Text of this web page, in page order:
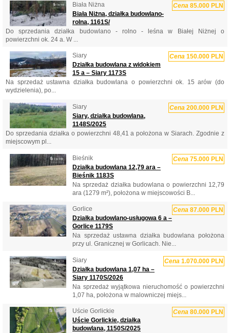
Biała Niżna Cena 85.000 PLN
Biała Niżna, działka budowlano-
rolna, 1161S/
Do sprzedania działka budowlano - rolno - leśna w Białej Niżnej o
powierzchni ok. 24 a. W ...
Siary Cena 150.000 PLN
Działka budowlana z widokiem
15 a – Siary 1173S
Na sprzedaż ustawna działka budowlana o powierzchni ok. 15 arów (do
wydzielenia), po...
Siary Cena 200.000 PLN
Siary, działka budowlana,
1148S/2025
Do sprzedania działka o powierzchni 48,41 a położona w Siarach. Zgodnie z
miejscowym pl...
Bieśnik Cena 75.000 PLN
Działka budowlana 12,79 ara –
Bieśnik 1183S
Na sprzedaż działka budowlana o powierzchni 12,79
ara (1279 m²), położona w miejscowości B...
Gorlice Cena 87.000 PLN
Działka budowlano-usługowa 6 a –
Gorlice 1179S
Na sprzedaż ustawna działka budowlana położona
przy ul. Granicznej w Gorlicach. Nie...
Siary Cena 1.070.000 PLN
Działka budowlana 1,07 ha –
Siary 1170S/2026
Na sprzedaż wyjątkowa nieruchomość o powierzchni
1,07 ha, położona w malowniczej miejs...
Uście Gorlickie Cena 80.000 PLN
Uście Gorlickie, działka
budowlana, 1150S/2025